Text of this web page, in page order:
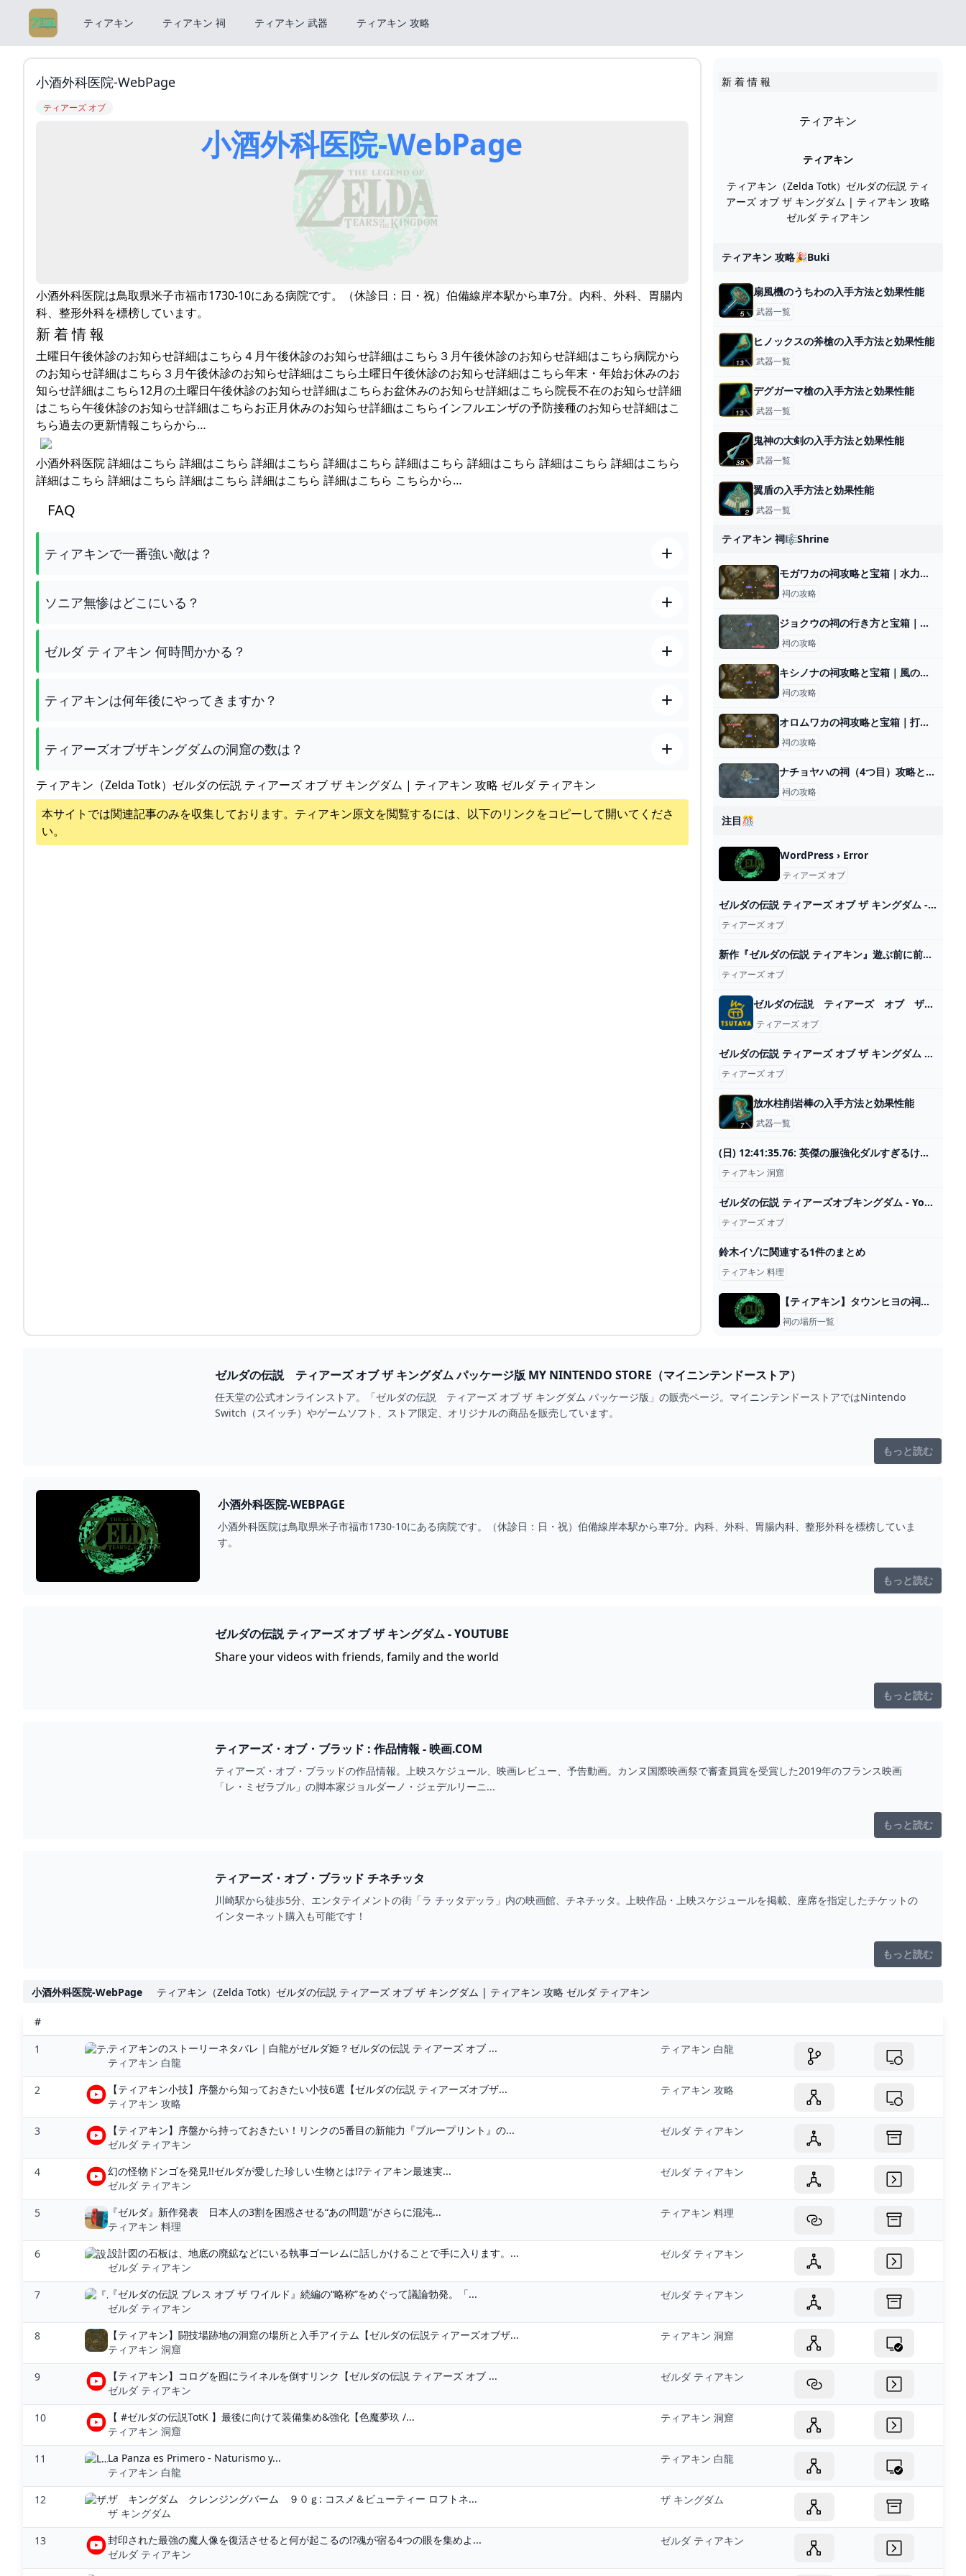
ティアキン ティアキン 祠 ティアキン 武器 ティアキン 攻略
小酒外科医院-WebPage
ティアーズ オブ
小酒外科医院-WebPage
小酒外科医院は鳥取県米子市福市1730-10にある病院です。（休診日：日・祝）伯備線岸本駅から車7分。内科、外科、胃腸内
科、整形外科を標榜しています。
新 着 情 報
土曜日午後休診のお知らせ詳細はこちら４月午後休診のお知らせ詳細はこちら３月午後休診のお知らせ詳細はこちら病院から
のお知らせ詳細はこちら３月午後休診のお知らせ詳細はこちら土曜日午後休診のお知らせ詳細はこちら年末・年始お休みのお
知らせ詳細はこちら12月の土曜日午後休診のお知らせ詳細はこちらお盆休みのお知らせ詳細はこちら院長不在のお知らせ詳細
はこちら午後休診のお知らせ詳細はこちらお正月休みのお知らせ詳細はこちらインフルエンザの予防接種のお知らせ詳細はこ
ちら過去の更新情報こちらから…
小酒外科医院 詳細はこちら 詳細はこちら 詳細はこちら 詳細はこちら 詳細はこちら 詳細はこちら 詳細はこちら 詳細はこちら
詳細はこちら 詳細はこちら 詳細はこちら 詳細はこちら 詳細はこちら こちらから…
FAQ
ティアキンで一番強い敵は？
ソニア無惨はどこにいる？
ゼルダ ティアキン 何時間かかる？
ティアキンは何年後にやってきますか？
ティアーズオブザキングダムの洞窟の数は？
ティアキン（Zelda Totk）ゼルダの伝説 ティアーズ オブ ザ キングダム | ティアキン 攻略 ゼルダ ティアキン
本サイトでは関連記事のみを収集しております。 ティアキン原文を閲覧するには、以下のリンクをコピーして開いてくださ
い。
新 着 情 報
ティアキン
ティアキン
ティアキン（Zelda Totk）ゼルダの伝説 ティ
アーズ オブ ザ キングダム | ティアキン 攻略
ゼルダ ティアキン
ティアキン 攻略🎉buki
扇風機のうちわの入手方法と効果性能
武器一覧
ヒノックスの斧槍の入手方法と効果性能
武器一覧
デグガーマ槍の入手方法と効果性能
武器一覧
鬼神の大剣の入手方法と効果性能
武器一覧
翼盾の入手方法と効果性能
武器一覧
ティアキン 祠🎼shrine
モガワカの祠攻略と宝箱｜水力発電
祠の攻略
ジョクウの祠の行き方と宝箱｜ラウルの祝福
祠の攻略
キシノナの祠攻略と宝箱｜風のちから
祠の攻略
オロムワカの祠攻略と宝箱｜打ち上げるもの
祠の攻略
ナチョヤハの祠（4つ目）攻略と行き方｜戻る力
祠の攻略
注目🎊
WordPress › Error
ティアーズ オブ
ゼルダの伝説 ティアーズ オブ ザ キングダム - YouTube
ティアーズ オブ
新作『ゼルダの伝説 ティアキン』遊ぶ前に前作『ブレワイ』は遊んだ方がいい？【ティアーズ オブ ザ キングダム】 ゲーム・エンタメ最新情報のファミ通.com
ティアーズ オブ
ゼルダの伝説 ティアーズ オブ ザ キングダム/Nintendo Switch セルゲーム - TSUTAYA 店舗情報 - レンタル・販売 在庫検索
ティアーズ オブ
ゼルダの伝説 ティアーズ オブ ザ キングダム 中古ゲーム ブックオフ公式オンラインストア
ティアーズ オブ
放水柱削岩棒の入手方法と効果性能
武器一覧
(日) 12:41:35.76: 英傑の服強化ダルすぎるけど他に防御力高い服ある？acum 5 zile 2024
ティアキン 洞窟
ゼルダの伝説 ティアーズオブキングダム - YouTube
ティアーズ オブ
鈴木イゾに関連する1件のまとめ
ティアキン 料理
【ティアキン】タウンヒヨの祠攻略と宝箱｜戦いの教え 弓の極意【ゼルダの伝説ティアーズオブザキングダム】
祠の場所一覧
ゼルダの伝説 ティアーズ オブ ザ キングダム パッケージ版 MY NINTENDO STORE（マイニンテンドーストア）
任天堂の公式オンラインストア。「ゼルダの伝説 ティアーズ オブ ザ キングダム パッケージ版」の販売ページ。マイニンテンドーストアではNintendo
Switch（スイッチ）やゲームソフト、ストア限定、オリジナルの商品を販売しています。
もっと読む
小酒外科医院-WEBPAGE
小酒外科医院は鳥取県米子市福市1730-10にある病院です。（休診日：日・祝）伯備線岸本駅から車7分。内科、外科、胃腸内科、整形外科を標榜していま
す。
もっと読む
ゼルダの伝説 ティアーズ オブ ザ キングダム - YOUTUBE
Share your videos with friends, family and the world
もっと読む
ティアーズ・オブ・ブラッド : 作品情報 - 映画.COM
ティアーズ・オブ・ブラッドの作品情報。上映スケジュール、映画レビュー、予告動画。カンヌ国際映画祭で審査員賞を受賞した2019年のフランス映画
「レ・ミゼラブル」の脚本家ジョルダーノ・ジェデルリーニ...
もっと読む
ティアーズ・オブ・ブラッド チネチッタ
川崎駅から徒歩5分、エンタテイメントの街「ラ チッタデッラ」内の映画館、チネチッタ。上映作品・上映スケジュールを掲載、座席を指定したチケットの
インターネット購入も可能です！
もっと読む
小酒外科医院-WebPage ティアキン（Zelda Totk）ゼルダの伝説 ティアーズ オブ ザ キングダム | ティアキン 攻略 ゼルダ ティアキン
#
1
ティアキンのストーリーネタバレ｜白龍がゼルダ姫？ゼルダの伝説 ティアーズ オブ ...
ティアキン 白龍
ティアキン 白龍
2
【ティアキン小技】序盤から知っておきたい小技6選【ゼルダの伝説 ティアーズオブザ...
ティアキン 攻略
ティアキン 攻略
3
【ティアキン】序盤から持っておきたい！リンクの5番目の新能力『ブループリント』の...
ゼルダ ティアキン
ゼルダ ティアキン
4
幻の怪物ドンゴを発見!!ゼルダが愛した珍しい生物とは!?ティアキン最速実...
ゼルダ ティアキン
ゼルダ ティアキン
5
『ゼルダ』新作発表 日本人の3割を困惑させる“あの問題”がさらに混沌...
ティアキン 料理
ティアキン 料理
6
設計図の石板は、地底の廃鉱などにいる執事ゴーレムに話しかけることで手に入ります。...
ゼルダ ティアキン
ゼルダ ティアキン
7
『ゼルダの伝説 ブレス オブ ザ ワイルド』続編の“略称”をめぐって議論勃発。「...
ゼルダ ティアキン
ゼルダ ティアキン
8
【ティアキン】闘技場跡地の洞窟の場所と入手アイテム【ゼルダの伝説ティアーズオブザ...
ティアキン 洞窟
ティアキン 洞窟
9
【ティアキン】コログを囮にライネルを倒すリンク【ゼルダの伝説 ティアーズ オブ ...
ゼルダ ティアキン
ゼルダ ティアキン
10
【 #ゼルダの伝説TotK 】最後に向けて装備集め&強化【色魔夢玖 /...
ティアキン 洞窟
ティアキン 洞窟
11
La Panza es Primero - Naturismo y...
ティアキン 白龍
ティアキン 白龍
12
ザ キングダム クレンジングバーム ９０ｇ: コスメ＆ビューティー ロフトネ...
ザ キングダム
ザ キングダム
13
封印された最強の魔人像を復活させると何が起こるの!?魂が宿る4つの眼を集めよ...
ゼルダ ティアキン
ゼルダ ティアキン